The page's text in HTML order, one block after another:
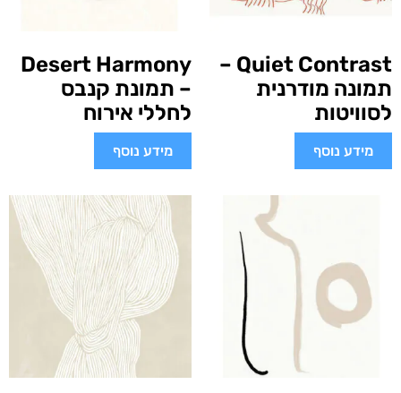
Quiet Contrast –
תמונה מודרנית
לסוויטות
מידע נוסף
Desert Harmony
– תמונת קנבס
לחללי אירוח
מידע נוסף